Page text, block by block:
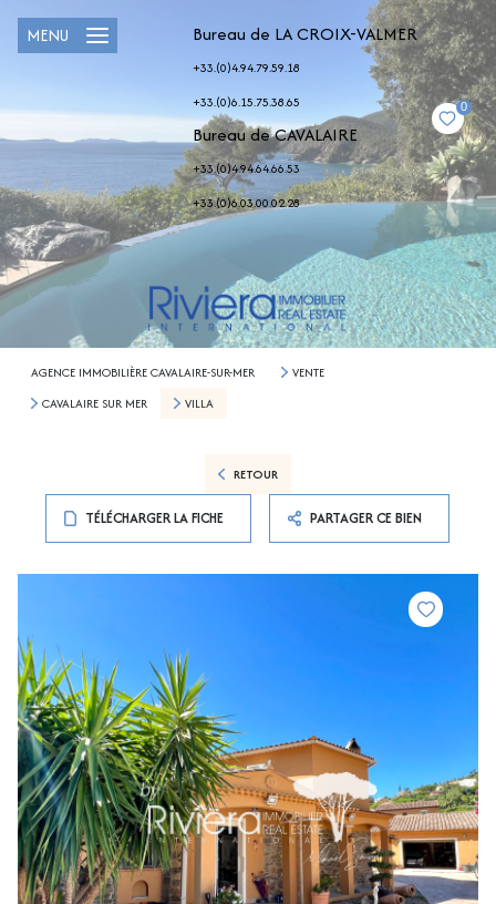
Bureau de LA CROIX-VALMER
+33.(0)4.94.79.59.18
+33.(0)6.15.75.38.65
Bureau de CAVALAIRE
+33.(0)4.94.64.66.53
+33.(0)6.03.00.02.28
0
MENU
AGENCE IMMOBILIÈRE CAVALAIRE-SUR-MER
VENTE
CAVALAIRE SUR MER
VILLA
RETOUR
TÉLÉCHARGER LA FICHE PARTAGER CE BIEN